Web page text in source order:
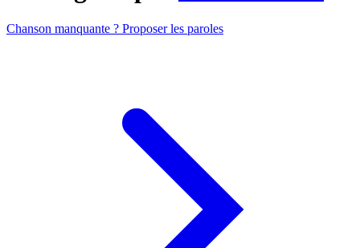
Chanson manquante ? Proposer les paroles